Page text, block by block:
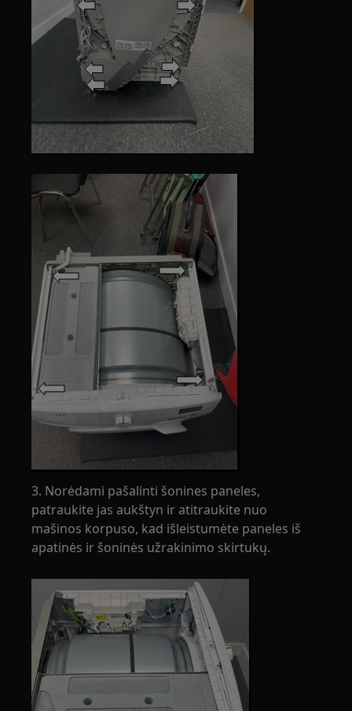
3. Norėdami pašalinti šonines paneles,
patraukite jas aukštyn ir atitraukite nuo
mašinos korpuso, kad išleistumėte paneles iš
apatinės ir šoninės užrakinimo skirtukų.